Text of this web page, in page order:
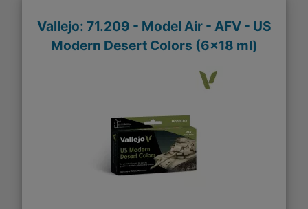
Vallejo: 71.209 - Model Air - AFV - US
Modern Desert Colors (6x18 ml)